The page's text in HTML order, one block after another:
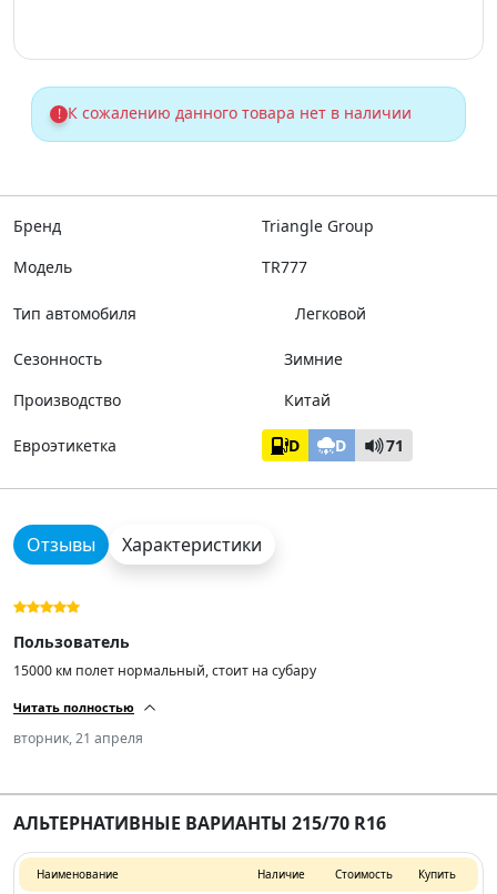
! К сожалению данного товара нет в наличии
Бренд
Triangle Group
Модель
TR777
Тип автомобиля Легковой
Сезонность
Зимние
Производство
Китай
Евроэтикетка D D 71
Отзывы Характеристики
Пользователь
15000 км полет нормальный, стоит на субару
Читать полностью
вторник, 21 апреля
АЛЬТЕРНАТИВНЫЕ ВАРИАНТЫ 215/70 R16
Наименование Наличие Стоимость Купить